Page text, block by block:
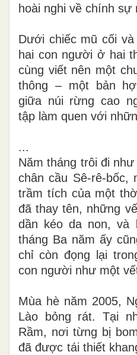
hoài nghi về chính sự
Dưới chiếc mũ cối
hai con người ở hai
cùng viết nên một
thông – một bản
giữa núi rừng cao
tập làm quen với
...
Năm tháng trôi đi
chân cầu Sê-rê-bốc,
trầm tích của một
đã thay tên, những
dần kéo da non, và
tháng Ba năm ấy
chỉ còn đọng lại
con người như một
Mùa hè năm 2005,
Lào bỏng rát. Tại
Rầm, nơi từng bị
đã được tái thiết